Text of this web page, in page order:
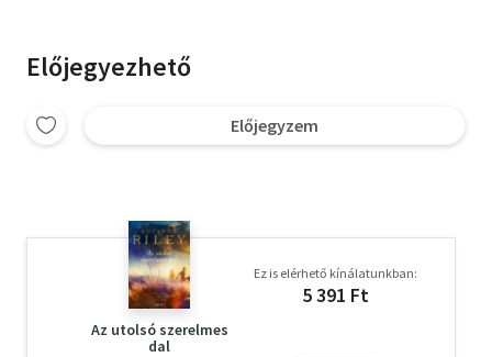
Előjegyezhető
Előjegyzem
Az utolsó szerelmes
dal
Ez is elérhető kínálatunkban:
5 391 Ft